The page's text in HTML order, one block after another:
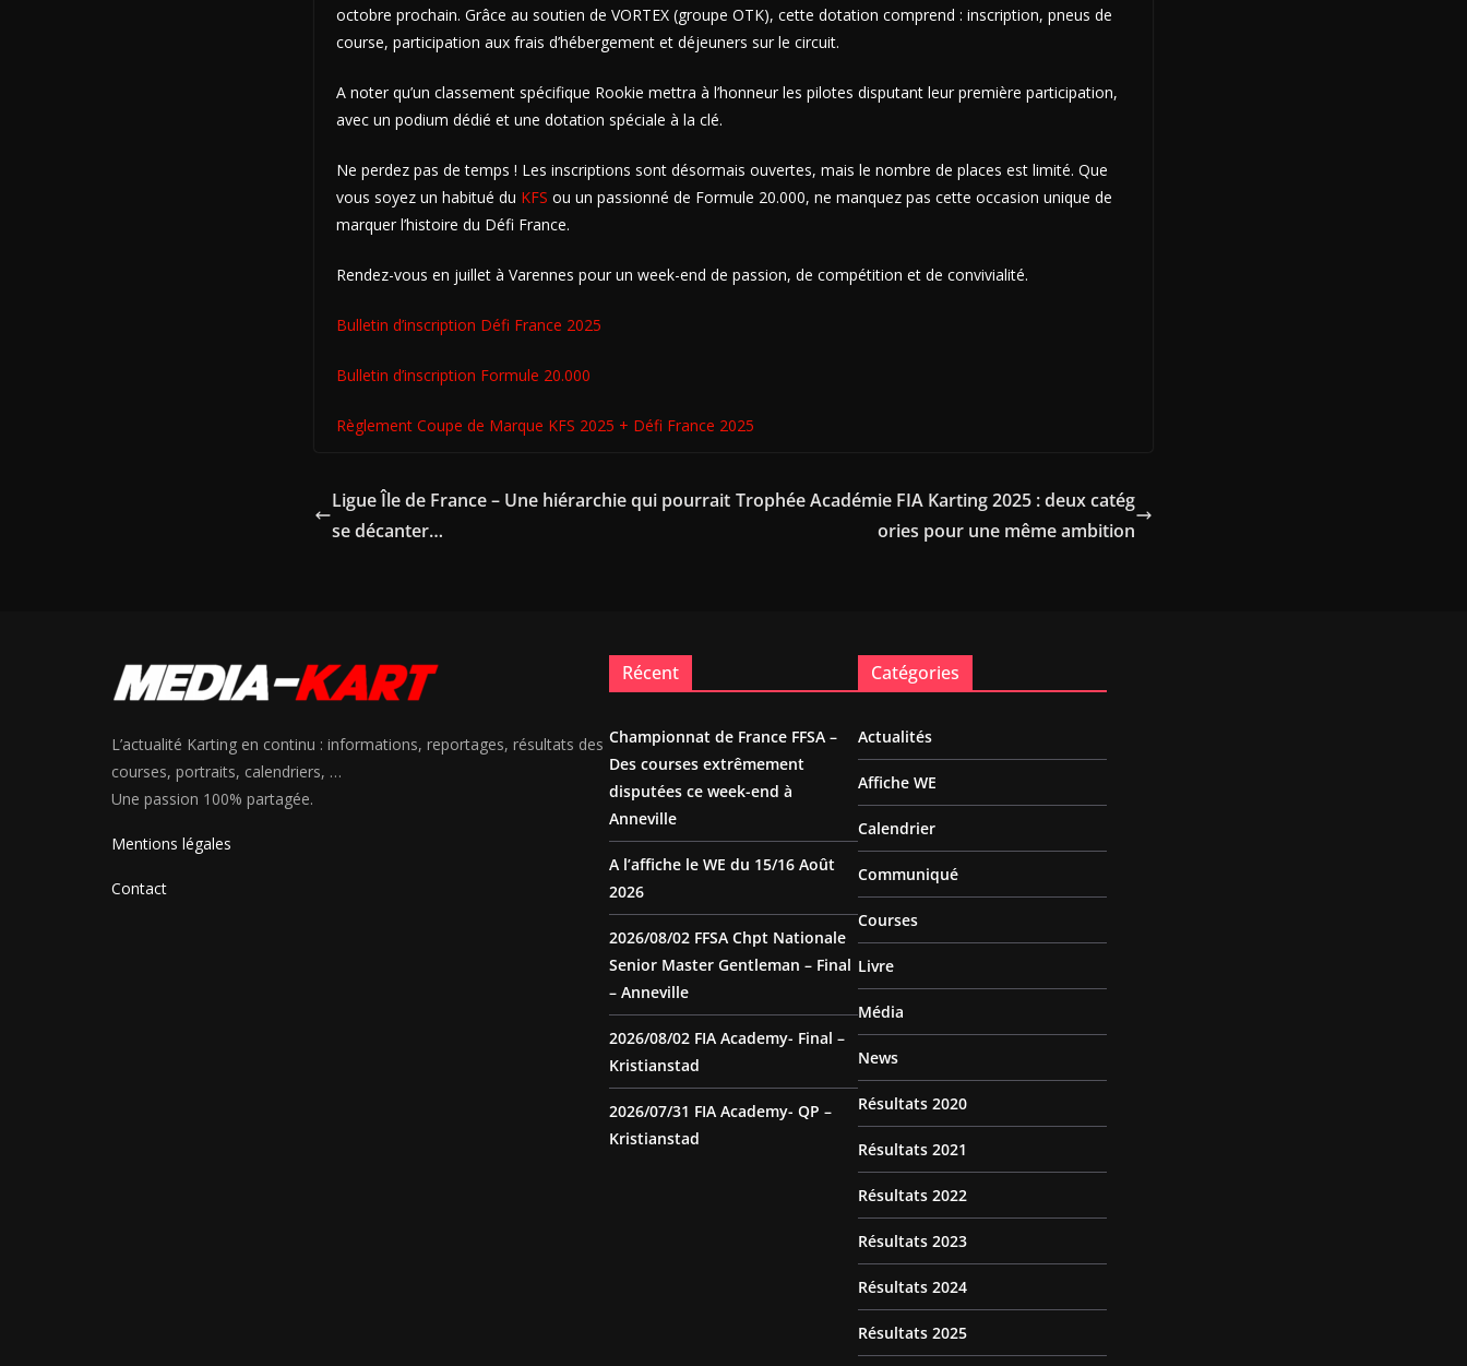
octobre prochain. Grâce au soutien de VORTEX (groupe OTK), cette dotation comprend : inscription, pneus de
course, participation aux frais d’hébergement et déjeuners sur le circuit.
A noter qu’un classement spécifique Rookie mettra à l’honneur les pilotes disputant leur première participation,
avec un podium dédié et une dotation spéciale à la clé.
Ne perdez pas de temps ! Les inscriptions sont désormais ouvertes, mais le nombre de places est limité. Que
vous soyez un habitué du KFS ou un passionné de Formule 20.000, ne manquez pas cette occasion unique de
marquer l’histoire du Défi France.
Rendez-vous en juillet à Varennes pour un week-end de passion, de compétition et de convivialité.
Bulletin d’inscription Défi France 2025
Bulletin d’inscription Formule 20.000
Règlement Coupe de Marque KFS 2025 + Défi France 2025
Ligue Île de France – Une hiérarchie qui pourrait
se décanter…
Trophée Académie FIA Karting 2025 : deux catég
ories pour une même ambition
L’actualité Karting en continu : informations, reportages, résultats des
courses, portraits, calendriers, …
Une passion 100% partagée.
Mentions légales
Contact
Récent
Championnat de France FFSA –
Des courses extrêmement
disputées ce week-end à
Anneville
A l’affiche le WE du 15/16 Août
2026
2026/08/02 FFSA Chpt Nationale
Senior Master Gentleman – Final
– Anneville
2026/08/02 FIA Academy- Final –
Kristianstad
2026/07/31 FIA Academy- QP –
Kristianstad
Catégories
Actualités
Affiche WE
Calendrier
Communiqué
Courses
Livre
Média
News
Résultats 2020
Résultats 2021
Résultats 2022
Résultats 2023
Résultats 2024
Résultats 2025